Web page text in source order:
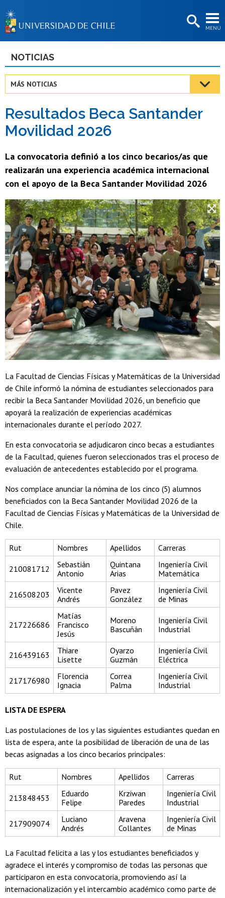
MENÚ
BIBLIOTECAS
Estudiantes
Académicas/os
Funcionarias/os
Egresadas/os
NOTICIAS
MÁS NOTICIAS
Resultados Beca Santander
Movilidad 2026
La convocatoria definió a los cinco becarios/as que
realizarán una experiencia académica internacional
con el apoyo de la Beca Santander Movilidad 2026
La Facultad de Ciencias Físicas y Matemáticas de la Universidad
de Chile informó la nómina de estudiantes seleccionados para
recibir la Beca Santander Movilidad 2026, un beneficio que
apoyará la realización de experiencias académicas
internacionales durante el período 2027.
En esta convocatoria se adjudicaron cinco becas a estudiantes
de la Facultad, quienes fueron seleccionados tras el proceso de
evaluación de antecedentes establecido por el programa.
Nos complace anunciar la nómina de los cinco (5) alumnos
beneficiados con la Beca Santander Movilidad 2026 de la
Facultad de Ciencias Físicas y Matemáticas de la Universidad de
Chile.
Rut Nombres Apellidos Carreras
210081712
Sebastián
Antonio
Quintana
Arias
Ingeniería Civil
Matemática
216508203
Vicente
Andrés
Pavez
González
Ingeniería Civil
de Minas
217226686
Matías
Francisco
Jesús
Moreno
Bascuñán
Ingeniería Civil
Industrial
216439163
Thiare
Lisette
Oyarzo
Guzmán
Ingeniería Civil
Eléctrica
217176980
Florencia
Ignacia
Correa
Palma
Ingeniería Civil
Industrial
LISTA DE ESPERA
Las postulaciones de los y las siguientes estudiantes quedan en
lista de espera, ante la posibilidad de liberación de una de las
becas asignadas a los cinco becarios principales:
Rut Nombres Apellidos Carreras
213848453
Eduardo
Felipe
Krziwan
Paredes
Ingeniería Civil
Industrial
217909074
Luciano
Andrés
Aravena
Collantes
Ingeniería Civil
de Minas
La Facultad felicita a las y los estudiantes beneficiados y
agradece el interés y compromiso de todas las personas que
participaron en esta convocatoria, promoviendo así la
internacionalización y el intercambio académico como parte de